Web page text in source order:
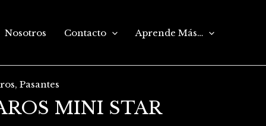
Nosotros Contacto Aprende Más…
,Pasantes
MINI STAR
El
precio
precio